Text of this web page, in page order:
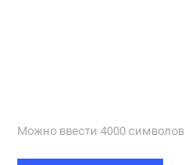
Можно ввести 4000 cимволов